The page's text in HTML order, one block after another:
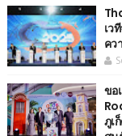
เว
คว
ขอ
ภูเ